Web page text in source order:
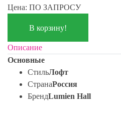
Цена: ПО ЗАПРОСУ
В корзину!
Описание
Основные
СтильЛофт
СтранаРоссия
БрендLumien Hall